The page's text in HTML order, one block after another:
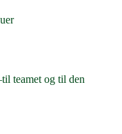
teamet og til den